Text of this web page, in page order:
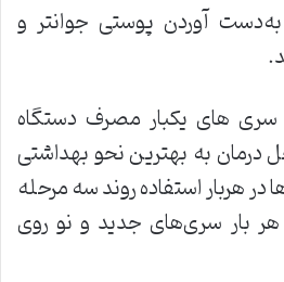
آوردن پوستی جوانتر و
سری های یکبار مصرف دستگاه
درمان به بهترین نحو بهداشتی
هربار استفاده روند سه مرحله
بار سری‌های جدید و نو روی